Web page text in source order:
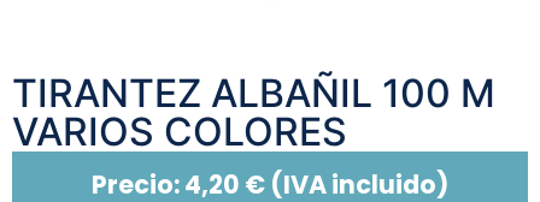
TIRANTEZ ALBAÑIL 100 M
VARIOS COLORES
Precio:4,20 € (IVA incluido)